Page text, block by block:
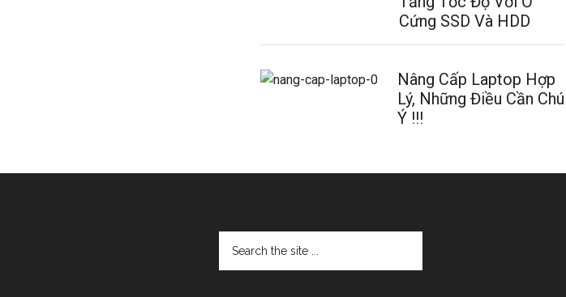
Cứng SSD Và HDD
Nâng Cấp Laptop Hợp
Lý, Những Điều Cần Chú
Ý !!!